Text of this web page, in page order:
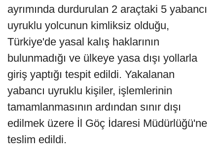
ayrımında durdurulan 2 araçtaki 5 yabancı
uyruklu yolcunun kimliksiz olduğu,
Türkiye'de yasal kalış haklarının
bulunmadığı ve ülkeye yasa dışı yollarla
giriş yaptığı tespit edildi. Yakalanan
yabancı uyruklu kişiler, işlemlerinin
tamamlanmasının ardından sınır dışı
edilmek üzere İl Göç İdaresi Müdürlüğü'ne
teslim edildi.